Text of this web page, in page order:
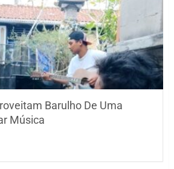
Barulho De Uma
Música